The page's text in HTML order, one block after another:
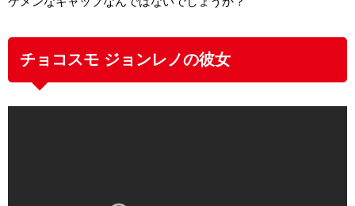
チョコスモ ジョンレノの彼女